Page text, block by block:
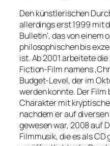
Den künstlerischen
allerdings erst 1999 mit
Bulletin‘, das von
philosophischen bis
ist. Ab 2001 arbeitete
Fiction-Film namens
Budget-Level, der im
werden konnte. Der
Charakter mit
nachdem er auf
gewesen war, 2008 auf
Filmmusik, die es als CD